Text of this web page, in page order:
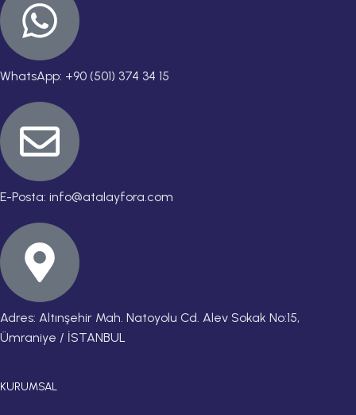
WhatsApp: +90 (501) 374 34 15
E-Posta: info@atalayfora.com
Adres: Altınşehir Mah. Natoyolu Cd. Alev Sokak No:15,
Ümraniye / İSTANBUL
KURUMSAL